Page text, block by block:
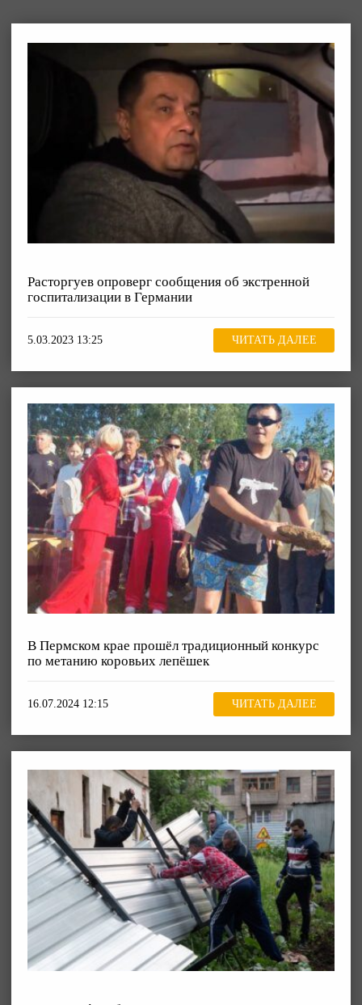
Расторгуев опроверг сообщения об экстренной
госпитализации в Германии
5.03.2023 13:25 ЧИТАТЬ ДАЛЕЕ
В Пермском крае прошёл традиционный конкурс
по метанию коровьих лепёшек
16.07.2024 12:15 ЧИТАТЬ ДАЛЕЕ